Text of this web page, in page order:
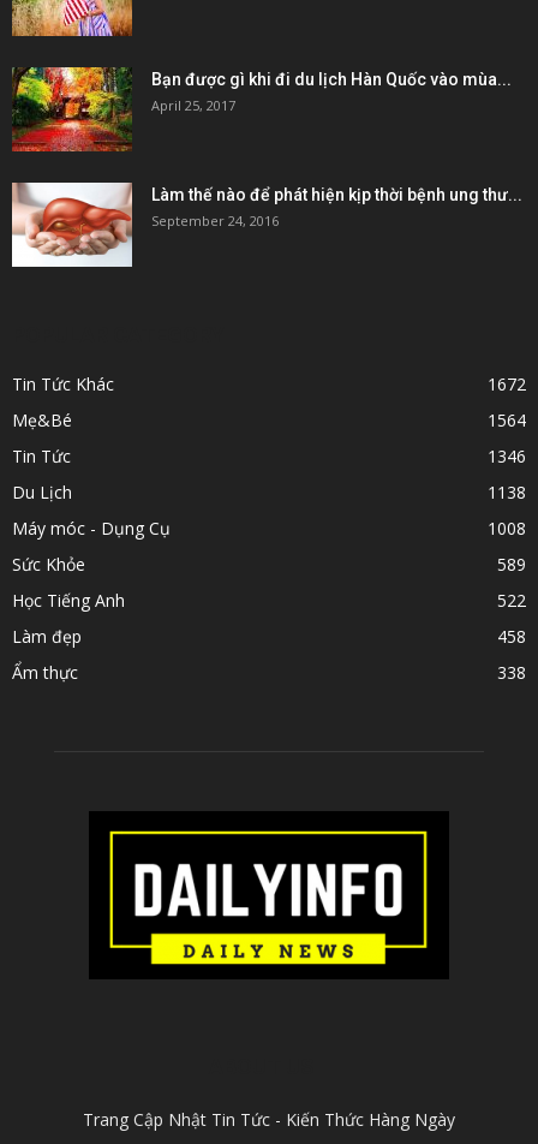
Bạn được gì khi đi du lịch Hàn Quốc vào mùa...
April 25, 2017
Làm thế nào để phát hiện kịp thời bệnh ung thư...
September 24, 2016
Tin Tức Khác
1672
Mẹ&Bé
1564
Tin Tức
1346
Du Lịch
1138
Máy móc - Dụng Cụ
1008
Sức Khỏe
589
Học Tiếng Anh
522
Làm đẹp
458
Ẩm thực
338
Trang Cập Nhật Tin Tức - Kiến Thức Hàng Ngày